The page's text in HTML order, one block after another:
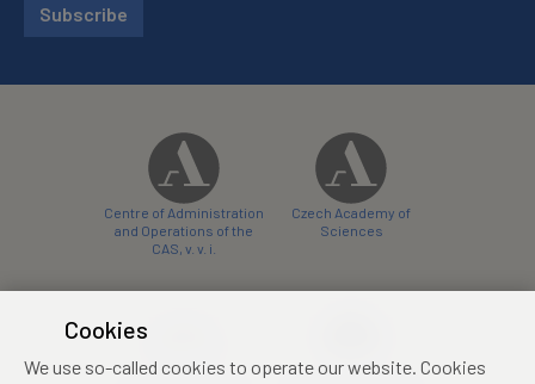
Subscribe
Centre of Administration
and Operations of the
CAS, v. v. i.
Czech Academy of
Sciences
Cookies
We use so-called cookies to operate our website. Cookies